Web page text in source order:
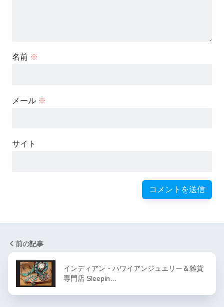
名前 ※
メール ※
サイト
前の記事
インディアン・ハワイアンジュエリー＆雑貨
専門店 Sleepin…